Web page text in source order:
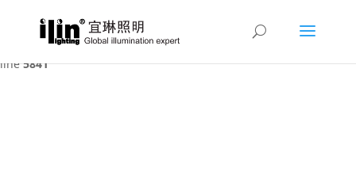
Warning : A non-numeric value encountered in
/var/www/html/ilin/wp-content/themes/Divi/functions.php
line5841